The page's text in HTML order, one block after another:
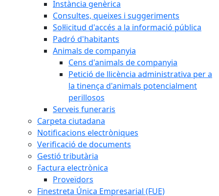
Instància genèrica
Consultes, queixes i suggeriments
Sol·licitud d'accés a la informació pública
Padró d'habitants
Animals de companyia
Cens d'animals de companyia
Petició de llicència administrativa per a
la tinença d'animals potencialment
perillosos
Serveis funeraris
Carpeta ciutadana
Notificacions electròniques
Verificació de documents
Gestió tributària
Factura electrònica
Proveïdors
Finestreta Única Empresarial (FUE)